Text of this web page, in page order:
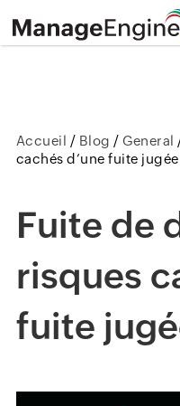
Accueil / Blog /General
cachés d’une fuite
Fuite de
risques
fuite